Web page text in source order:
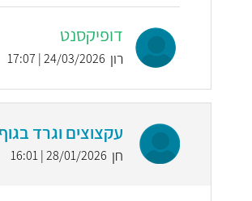
דופיקסנט
רון 24/03/2026 | 17:07
עקצוצים וגרד
חן 28/01/2026 | 16:01